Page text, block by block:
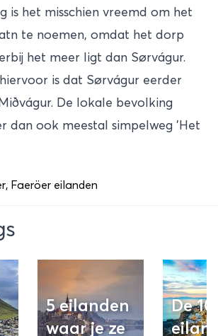
is het misschien vreemd om het
te noemen, omdat het dorp
het meer ligt dan Sørvágur.
is dat Sørvágur eerder
De lokale bevolking
dan ook meestal simpelweg 'Het
, Faeröer eilanden
5 eilanden
waar je ze
De